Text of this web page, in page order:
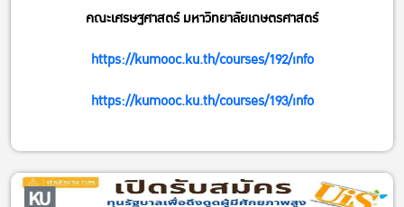
คณะเศรษฐศาสตร์ มหาวิทยาลัยเกษตรศาสตร์
https://kumooc.ku.th/courses/192/info
https://kumooc.ku.th/courses/193/info